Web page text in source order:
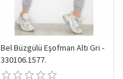
Bel Büzgülü Eşofman Altı Gri -
330106.1577.